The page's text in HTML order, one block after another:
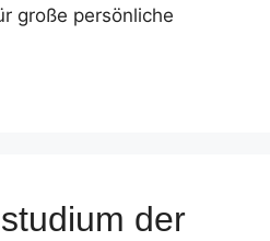
große persönliche
der